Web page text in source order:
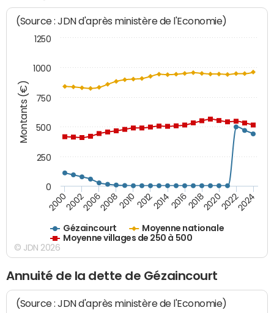
Montants (€)
(Source : JDN d'après ministère de l'Economie)
Gézaincourt
Moyenne nationale
Moyenne villages de 250 à 500
200020022006200820102012201420162018202020222024
0
250
500
750
1000
1250
© JDN 2026
Annuité de la dette de Gézaincourt
(Source : JDN d'après ministère de l'Economie)